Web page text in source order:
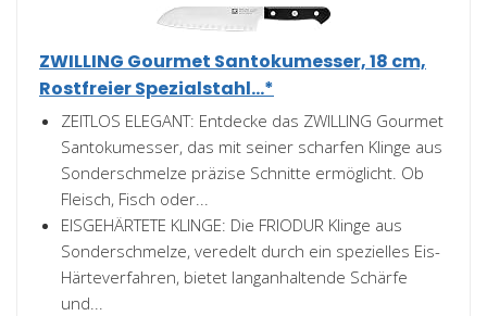
ZWILLING Gourmet Santokumesser, 18 cm,
Rostfreier Spezialstahl...*
ZEITLOS ELEGANT: Entdecke das ZWILLING Gourmet
Santokumesser, das mit seiner scharfen Klinge aus
Sonderschmelze präzise Schnitte ermöglicht. Ob
Fleisch, Fisch oder...
EISGEHÄRTETE KLINGE: Die FRIODUR Klinge aus
Sonderschmelze, veredelt durch ein spezielles Eis-
Härteverfahren, bietet langanhaltende Schärfe
und...